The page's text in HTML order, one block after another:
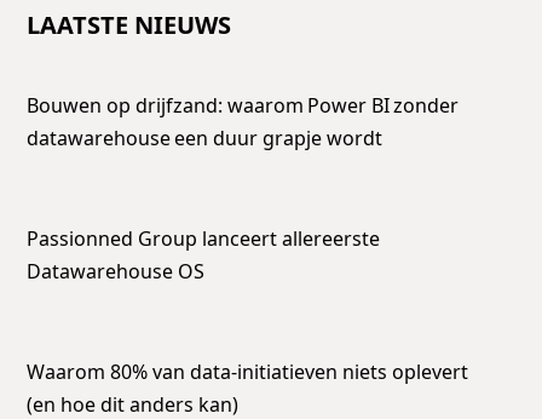
LAATSTE NIEUWS
Bouwen op drijfzand: waarom Power BI zonder
datawarehouse een duur grapje wordt
Passionned Group lanceert allereerste
Datawarehouse OS
Waarom 80% van data-initiatieven niets oplevert
(en hoe dit anders kan)